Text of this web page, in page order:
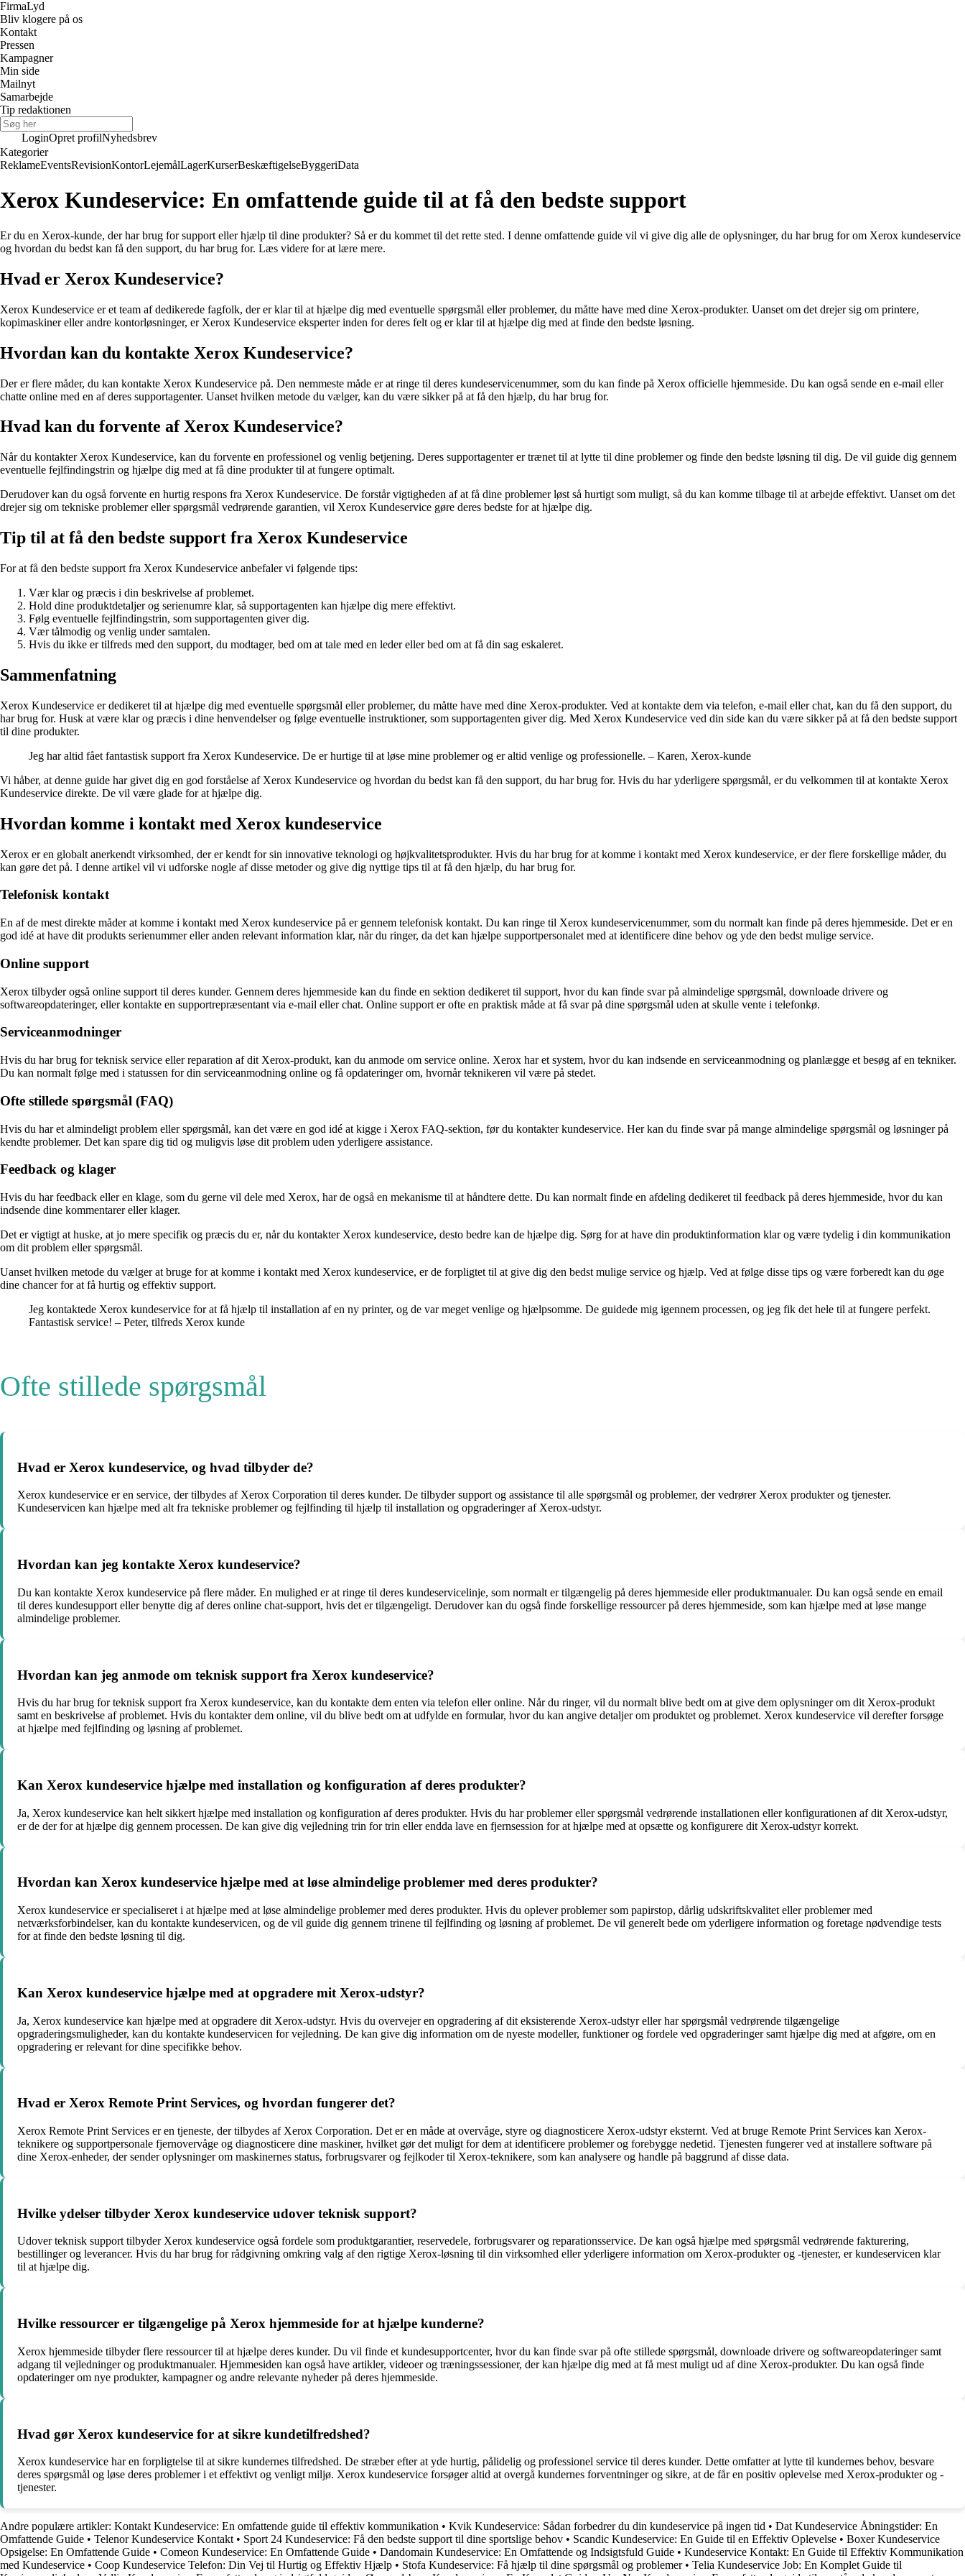
FirmaLyd
Bliv klogere på os
Kontakt
Pressen
Kampagner
Min side
Mailnyt
Samarbejde
Tip redaktionen
LoginOpret profilNyhedsbrev
Kategorier
ReklameEventsRevisionKontorLejemålLagerKurserBeskæftigelseByggeriData
Xerox Kundeservice: En omfattende guide til at få den bedste support
Er du en Xerox-kunde, der har brug for support eller hjælp til dine produkter? Så er du kommet til det rette sted. I denne omfattende guide vil vi give dig alle de oplysninger, du har brug for om Xerox kundeservice
og hvordan du bedst kan få den support, du har brug for. Læs videre for at lære mere.
Hvad er Xerox Kundeservice?
Xerox Kundeservice er et team af dedikerede fagfolk, der er klar til at hjælpe dig med eventuelle spørgsmål eller problemer, du måtte have med dine Xerox-produkter. Uanset om det drejer sig om printere,
kopimaskiner eller andre kontorløsninger, er Xerox Kundeservice eksperter inden for deres felt og er klar til at hjælpe dig med at finde den bedste løsning.
Hvordan kan du kontakte Xerox Kundeservice?
Der er flere måder, du kan kontakte Xerox Kundeservice på. Den nemmeste måde er at ringe til deres kundeservicenummer, som du kan finde på Xerox officielle hjemmeside. Du kan også sende en e-mail eller
chatte online med en af deres supportagenter. Uanset hvilken metode du vælger, kan du være sikker på at få den hjælp, du har brug for.
Hvad kan du forvente af Xerox Kundeservice?
Når du kontakter Xerox Kundeservice, kan du forvente en professionel og venlig betjening. Deres supportagenter er trænet til at lytte til dine problemer og finde den bedste løsning til dig. De vil guide dig gennem
eventuelle fejlfindingstrin og hjælpe dig med at få dine produkter til at fungere optimalt.
Derudover kan du også forvente en hurtig respons fra Xerox Kundeservice. De forstår vigtigheden af at få dine problemer løst så hurtigt som muligt, så du kan komme tilbage til at arbejde effektivt. Uanset om det
drejer sig om tekniske problemer eller spørgsmål vedrørende garantien, vil Xerox Kundeservice gøre deres bedste for at hjælpe dig.
Tip til at få den bedste support fra Xerox Kundeservice
For at få den bedste support fra Xerox Kundeservice anbefaler vi følgende tips:
Vær klar og præcis i din beskrivelse af problemet.
Hold dine produktdetaljer og serienumre klar, så supportagenten kan hjælpe dig mere effektivt.
Følg eventuelle fejlfindingstrin, som supportagenten giver dig.
Vær tålmodig og venlig under samtalen.
Hvis du ikke er tilfreds med den support, du modtager, bed om at tale med en leder eller bed om at få din sag eskaleret.
Sammenfatning
Xerox Kundeservice er dedikeret til at hjælpe dig med eventuelle spørgsmål eller problemer, du måtte have med dine Xerox-produkter. Ved at kontakte dem via telefon, e-mail eller chat, kan du få den support, du
har brug for. Husk at være klar og præcis i dine henvendelser og følge eventuelle instruktioner, som supportagenten giver dig. Med Xerox Kundeservice ved din side kan du være sikker på at få den bedste support
til dine produkter.
Jeg har altid fået fantastisk support fra Xerox Kundeservice. De er hurtige til at løse mine problemer og er altid venlige og professionelle. – Karen, Xerox-kunde
Vi håber, at denne guide har givet dig en god forståelse af Xerox Kundeservice og hvordan du bedst kan få den support, du har brug for. Hvis du har yderligere spørgsmål, er du velkommen til at kontakte Xerox
Kundeservice direkte. De vil være glade for at hjælpe dig.
Hvordan komme i kontakt med Xerox kundeservice
Xerox er en globalt anerkendt virksomhed, der er kendt for sin innovative teknologi og højkvalitetsprodukter. Hvis du har brug for at komme i kontakt med Xerox kundeservice, er der flere forskellige måder, du
kan gøre det på. I denne artikel vil vi udforske nogle af disse metoder og give dig nyttige tips til at få den hjælp, du har brug for.
Telefonisk kontakt
En af de mest direkte måder at komme i kontakt med Xerox kundeservice på er gennem telefonisk kontakt. Du kan ringe til Xerox kundeservicenummer, som du normalt kan finde på deres hjemmeside. Det er en
god idé at have dit produkts serienummer eller anden relevant information klar, når du ringer, da det kan hjælpe supportpersonalet med at identificere dine behov og yde den bedst mulige service.
Online support
Xerox tilbyder også online support til deres kunder. Gennem deres hjemmeside kan du finde en sektion dedikeret til support, hvor du kan finde svar på almindelige spørgsmål, downloade drivere og
softwareopdateringer, eller kontakte en supportrepræsentant via e-mail eller chat. Online support er ofte en praktisk måde at få svar på dine spørgsmål uden at skulle vente i telefonkø.
Serviceanmodninger
Hvis du har brug for teknisk service eller reparation af dit Xerox-produkt, kan du anmode om service online. Xerox har et system, hvor du kan indsende en serviceanmodning og planlægge et besøg af en tekniker.
Du kan normalt følge med i statussen for din serviceanmodning online og få opdateringer om, hvornår teknikeren vil være på stedet.
Ofte stillede spørgsmål (FAQ)
Hvis du har et almindeligt problem eller spørgsmål, kan det være en god idé at kigge i Xerox FAQ-sektion, før du kontakter kundeservice. Her kan du finde svar på mange almindelige spørgsmål og løsninger på
kendte problemer. Det kan spare dig tid og muligvis løse dit problem uden yderligere assistance.
Feedback og klager
Hvis du har feedback eller en klage, som du gerne vil dele med Xerox, har de også en mekanisme til at håndtere dette. Du kan normalt finde en afdeling dedikeret til feedback på deres hjemmeside, hvor du kan
indsende dine kommentarer eller klager.
Det er vigtigt at huske, at jo mere specifik og præcis du er, når du kontakter Xerox kundeservice, desto bedre kan de hjælpe dig. Sørg for at have din produktinformation klar og være tydelig i din kommunikation
om dit problem eller spørgsmål.
Uanset hvilken metode du vælger at bruge for at komme i kontakt med Xerox kundeservice, er de forpligtet til at give dig den bedst mulige service og hjælp. Ved at følge disse tips og være forberedt kan du øge
dine chancer for at få hurtig og effektiv support.
Jeg kontaktede Xerox kundeservice for at få hjælp til installation af en ny printer, og de var meget venlige og hjælpsomme. De guidede mig igennem processen, og jeg fik det hele til at fungere perfekt.
Fantastisk service! – Peter, tilfreds Xerox kunde
Ofte stillede spørgsmål
Hvad er Xerox kundeservice, og hvad tilbyder de?
Xerox kundeservice er en service, der tilbydes af Xerox Corporation til deres kunder. De tilbyder support og assistance til alle spørgsmål og problemer, der vedrører Xerox produkter og tjenester.
Kundeservicen kan hjælpe med alt fra tekniske problemer og fejlfinding til hjælp til installation og opgraderinger af Xerox-udstyr.
Hvordan kan jeg kontakte Xerox kundeservice?
Du kan kontakte Xerox kundeservice på flere måder. En mulighed er at ringe til deres kundeservicelinje, som normalt er tilgængelig på deres hjemmeside eller produktmanualer. Du kan også sende en email
til deres kundesupport eller benytte dig af deres online chat-support, hvis det er tilgængeligt. Derudover kan du også finde forskellige ressourcer på deres hjemmeside, som kan hjælpe med at løse mange
almindelige problemer.
Hvordan kan jeg anmode om teknisk support fra Xerox kundeservice?
Hvis du har brug for teknisk support fra Xerox kundeservice, kan du kontakte dem enten via telefon eller online. Når du ringer, vil du normalt blive bedt om at give dem oplysninger om dit Xerox-produkt
samt en beskrivelse af problemet. Hvis du kontakter dem online, vil du blive bedt om at udfylde en formular, hvor du kan angive detaljer om produktet og problemet. Xerox kundeservice vil derefter forsøge
at hjælpe med fejlfinding og løsning af problemet.
Kan Xerox kundeservice hjælpe med installation og konfiguration af deres produkter?
Ja, Xerox kundeservice kan helt sikkert hjælpe med installation og konfiguration af deres produkter. Hvis du har problemer eller spørgsmål vedrørende installationen eller konfigurationen af dit Xerox-udstyr,
er de der for at hjælpe dig gennem processen. De kan give dig vejledning trin for trin eller endda lave en fjernsession for at hjælpe med at opsætte og konfigurere dit Xerox-udstyr korrekt.
Hvordan kan Xerox kundeservice hjælpe med at løse almindelige problemer med deres produkter?
Xerox kundeservice er specialiseret i at hjælpe med at løse almindelige problemer med deres produkter. Hvis du oplever problemer som papirstop, dårlig udskriftskvalitet eller problemer med
netværksforbindelser, kan du kontakte kundeservicen, og de vil guide dig gennem trinene til fejlfinding og løsning af problemet. De vil generelt bede om yderligere information og foretage nødvendige tests
for at finde den bedste løsning til dig.
Kan Xerox kundeservice hjælpe med at opgradere mit Xerox-udstyr?
Ja, Xerox kundeservice kan hjælpe med at opgradere dit Xerox-udstyr. Hvis du overvejer en opgradering af dit eksisterende Xerox-udstyr eller har spørgsmål vedrørende tilgængelige
opgraderingsmuligheder, kan du kontakte kundeservicen for vejledning. De kan give dig information om de nyeste modeller, funktioner og fordele ved opgraderinger samt hjælpe dig med at afgøre, om en
opgradering er relevant for dine specifikke behov.
Hvad er Xerox Remote Print Services, og hvordan fungerer det?
Xerox Remote Print Services er en tjeneste, der tilbydes af Xerox Corporation. Det er en måde at overvåge, styre og diagnosticere Xerox-udstyr eksternt. Ved at bruge Remote Print Services kan Xerox-
teknikere og supportpersonale fjernovervåge og diagnosticere dine maskiner, hvilket gør det muligt for dem at identificere problemer og forebygge nedetid. Tjenesten fungerer ved at installere software på
dine Xerox-enheder, der sender oplysninger om maskinernes status, forbrugsvarer og fejlkoder til Xerox-teknikere, som kan analysere og handle på baggrund af disse data.
Hvilke ydelser tilbyder Xerox kundeservice udover teknisk support?
Udover teknisk support tilbyder Xerox kundeservice også fordele som produktgarantier, reservedele, forbrugsvarer og reparationsservice. De kan også hjælpe med spørgsmål vedrørende fakturering,
bestillinger og leverancer. Hvis du har brug for rådgivning omkring valg af den rigtige Xerox-løsning til din virksomhed eller yderligere information om Xerox-produkter og -tjenester, er kundeservicen klar
til at hjælpe dig.
Hvilke ressourcer er tilgængelige på Xerox hjemmeside for at hjælpe kunderne?
Xerox hjemmeside tilbyder flere ressourcer til at hjælpe deres kunder. Du vil finde et kundesupportcenter, hvor du kan finde svar på ofte stillede spørgsmål, downloade drivere og softwareopdateringer samt
adgang til vejledninger og produktmanualer. Hjemmesiden kan også have artikler, videoer og træningssessioner, der kan hjælpe dig med at få mest muligt ud af dine Xerox-produkter. Du kan også finde
opdateringer om nye produkter, kampagner og andre relevante nyheder på deres hjemmeside.
Hvad gør Xerox kundeservice for at sikre kundetilfredshed?
Xerox kundeservice har en forpligtelse til at sikre kundernes tilfredshed. De stræber efter at yde hurtig, pålidelig og professionel service til deres kunder. Dette omfatter at lytte til kundernes behov, besvare
deres spørgsmål og løse deres problemer i et effektivt og venligt miljø. Xerox kundeservice forsøger altid at overgå kundernes forventninger og sikre, at de får en positiv oplevelse med Xerox-produkter og -
tjenester.
Andre populære artikler: Kontakt Kundeservice: En omfattende guide til effektiv kommunikation • Kvik Kundeservice: Sådan forbedrer du din kundeservice på ingen tid • Dat Kundeservice Åbningstider: En
Omfattende Guide • Telenor Kundeservice Kontakt • Sport 24 Kundeservice: Få den bedste support til dine sportslige behov • Scandic Kundeservice: En Guide til en Effektiv Oplevelse • Boxer Kundeservice
Opsigelse: En Omfattende Guide • Comeon Kundeservice: En Omfattende Guide • Dandomain Kundeservice: En Omfattende og Indsigtsfuld Guide • Kundeservice Kontakt: En Guide til Effektiv Kommunikation
med Kundeservice • Coop Kundeservice Telefon: Din Vej til Hurtig og Effektiv Hjælp • Stofa Kundeservice: Få hjælp til dine spørgsmål og problemer• Telia Kundeservice Job: En Komplet Guide til